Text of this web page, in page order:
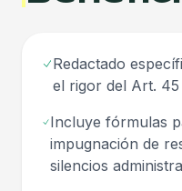
Redactado
el rigor del Art. 45
Incluye fórmulas
impugnación de
silencios